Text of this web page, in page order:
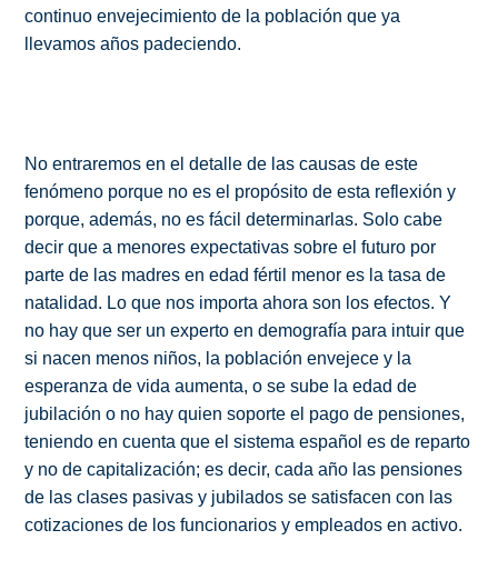
continuo envejecimiento de la población que ya
llevamos años padeciendo.
No entraremos en el detalle de las causas de este
fenómeno porque no es el propósito de esta reflexión y
porque, además, no es fácil determinarlas. Solo cabe
decir que a menores expectativas sobre el futuro por
parte de las madres en edad fértil menor es la tasa de
natalidad. Lo que nos importa ahora son los efectos. Y
no hay que ser un experto en demografía para intuir que
si nacen menos niños, la población envejece y la
esperanza de vida aumenta, o se sube la edad de
jubilación o no hay quien soporte el pago de pensiones,
teniendo en cuenta que el sistema español es de reparto
y no de capitalización; es decir, cada año las pensiones
de las clases pasivas y jubilados se satisfacen con las
cotizaciones de los funcionarios y empleados en activo.